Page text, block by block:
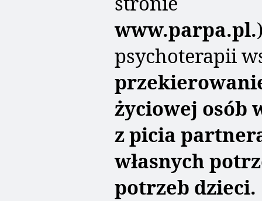
www.parpa.pl.
psychoterapii
życiowej osób
z picia
własnych
potrzeb dzieci.